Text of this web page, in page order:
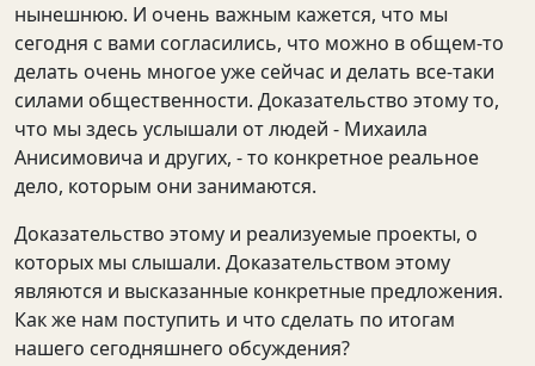
нынешнюю. И очень важным кажется, что мы
сегодня с вами согласились, что можно в общем-то
делать очень многое уже сейчас и делать все-таки
силами общественности. Доказательство этому то,
что мы здесь услышали от людей - Михаила
Анисимовича и других, - то конкретное реальное
дело, которым они занимаются.
Доказательство этому и реализуемые проекты, о
которых мы слышали. Доказательством этому
являются и высказанные конкретные предложения.
Как же нам поступить и что сделать по итогам
нашего сегодняшнего обсуждения?